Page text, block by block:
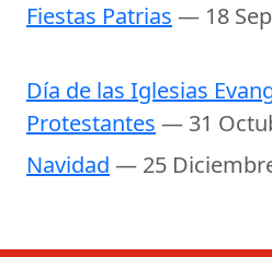
Fiestas Patrias — 18
Día de las Iglesias
Protestantes — 31
Navidad — 25